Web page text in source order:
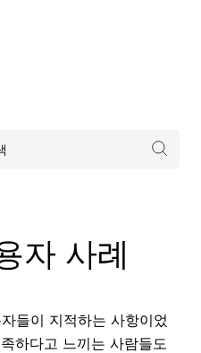
자 사례
들이 지적하는 사항이었
하다고 느끼는 사람들도